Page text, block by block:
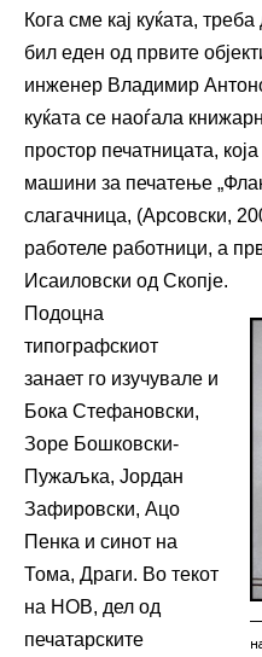
Кога сме кај куќата,
бил еден од првите
инженер Владимир
куќата се наоѓала
простор печатницата,
машини за печатење
слагачница, (Арсовски,
работеле работници, а
Исаиловски од Скопје.
Подоцна
типографскиот
занает го изучувале и
Бока Стефановски,
Зоре Бошковски-
Пужаљка, Јордан
Зафировски, Ацо
Пенка и синот на
Тома, Драги. Во текот
на НОВ, дел од
печатарските